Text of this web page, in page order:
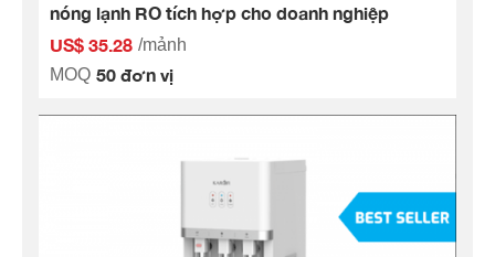
nóng lạnh RO tích hợp cho doanh nghiệp
US$ 35.28 /mảnh
MOQ 50 đơn vị